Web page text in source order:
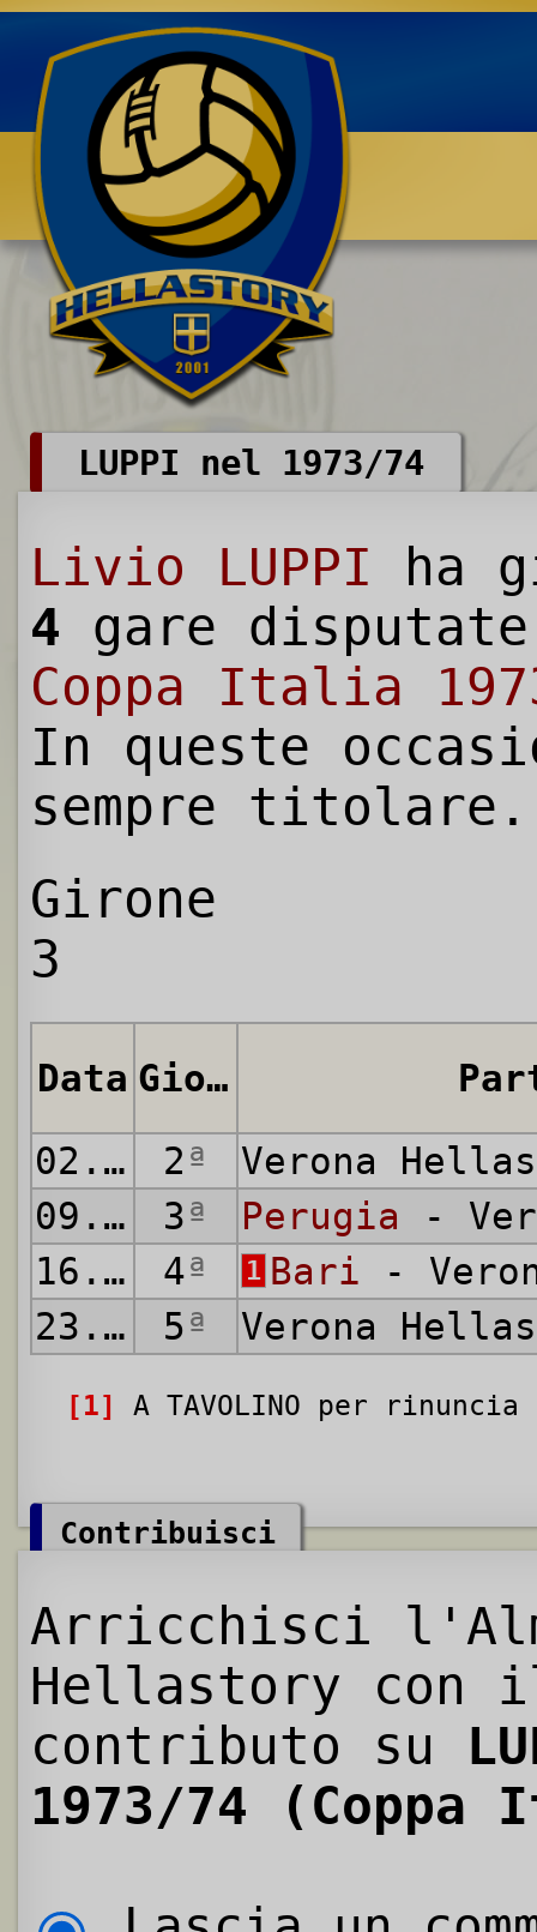
Benvenuti su HELLASTORY.net
LUPPI nel 1973/74
Livio LUPPI ha
4 gare
Coppa Italia
In queste
sempre titolare.
Girone
3
Data Giornata
02.09.1973
2ª
Verona
09.09.1973
3ª Perugia -
16.09.1973
4ª 1 Bari -
23.09.1973
5ª Verona
[1] A TAVOLINO per rinuncia
Contribuisci
Arricchisci
Hellastory con
contributo su
1973/74